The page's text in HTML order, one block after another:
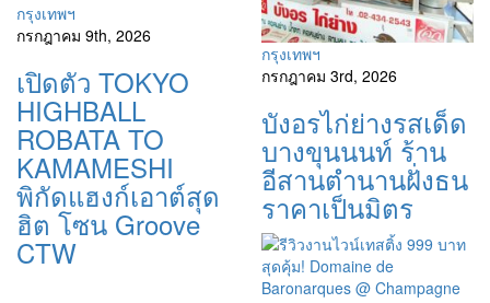
กรุงเทพฯ
กรกฎาคม 9th, 2026
เปิดตัว TOKYO
HIGHBALL
ROBATA TO
KAMAMESHI
พิกัดแฮงก์เอาต์สุด
ฮิต โซน Groove
CTW
กรุงเทพฯ
กรกฎาคม 3rd, 2026
บังอรไก่ย่างรสเด็ด
บางขุนนนท์ ร้าน
อีสานตำนานฝั่งธน
ราคาเป็นมิตร